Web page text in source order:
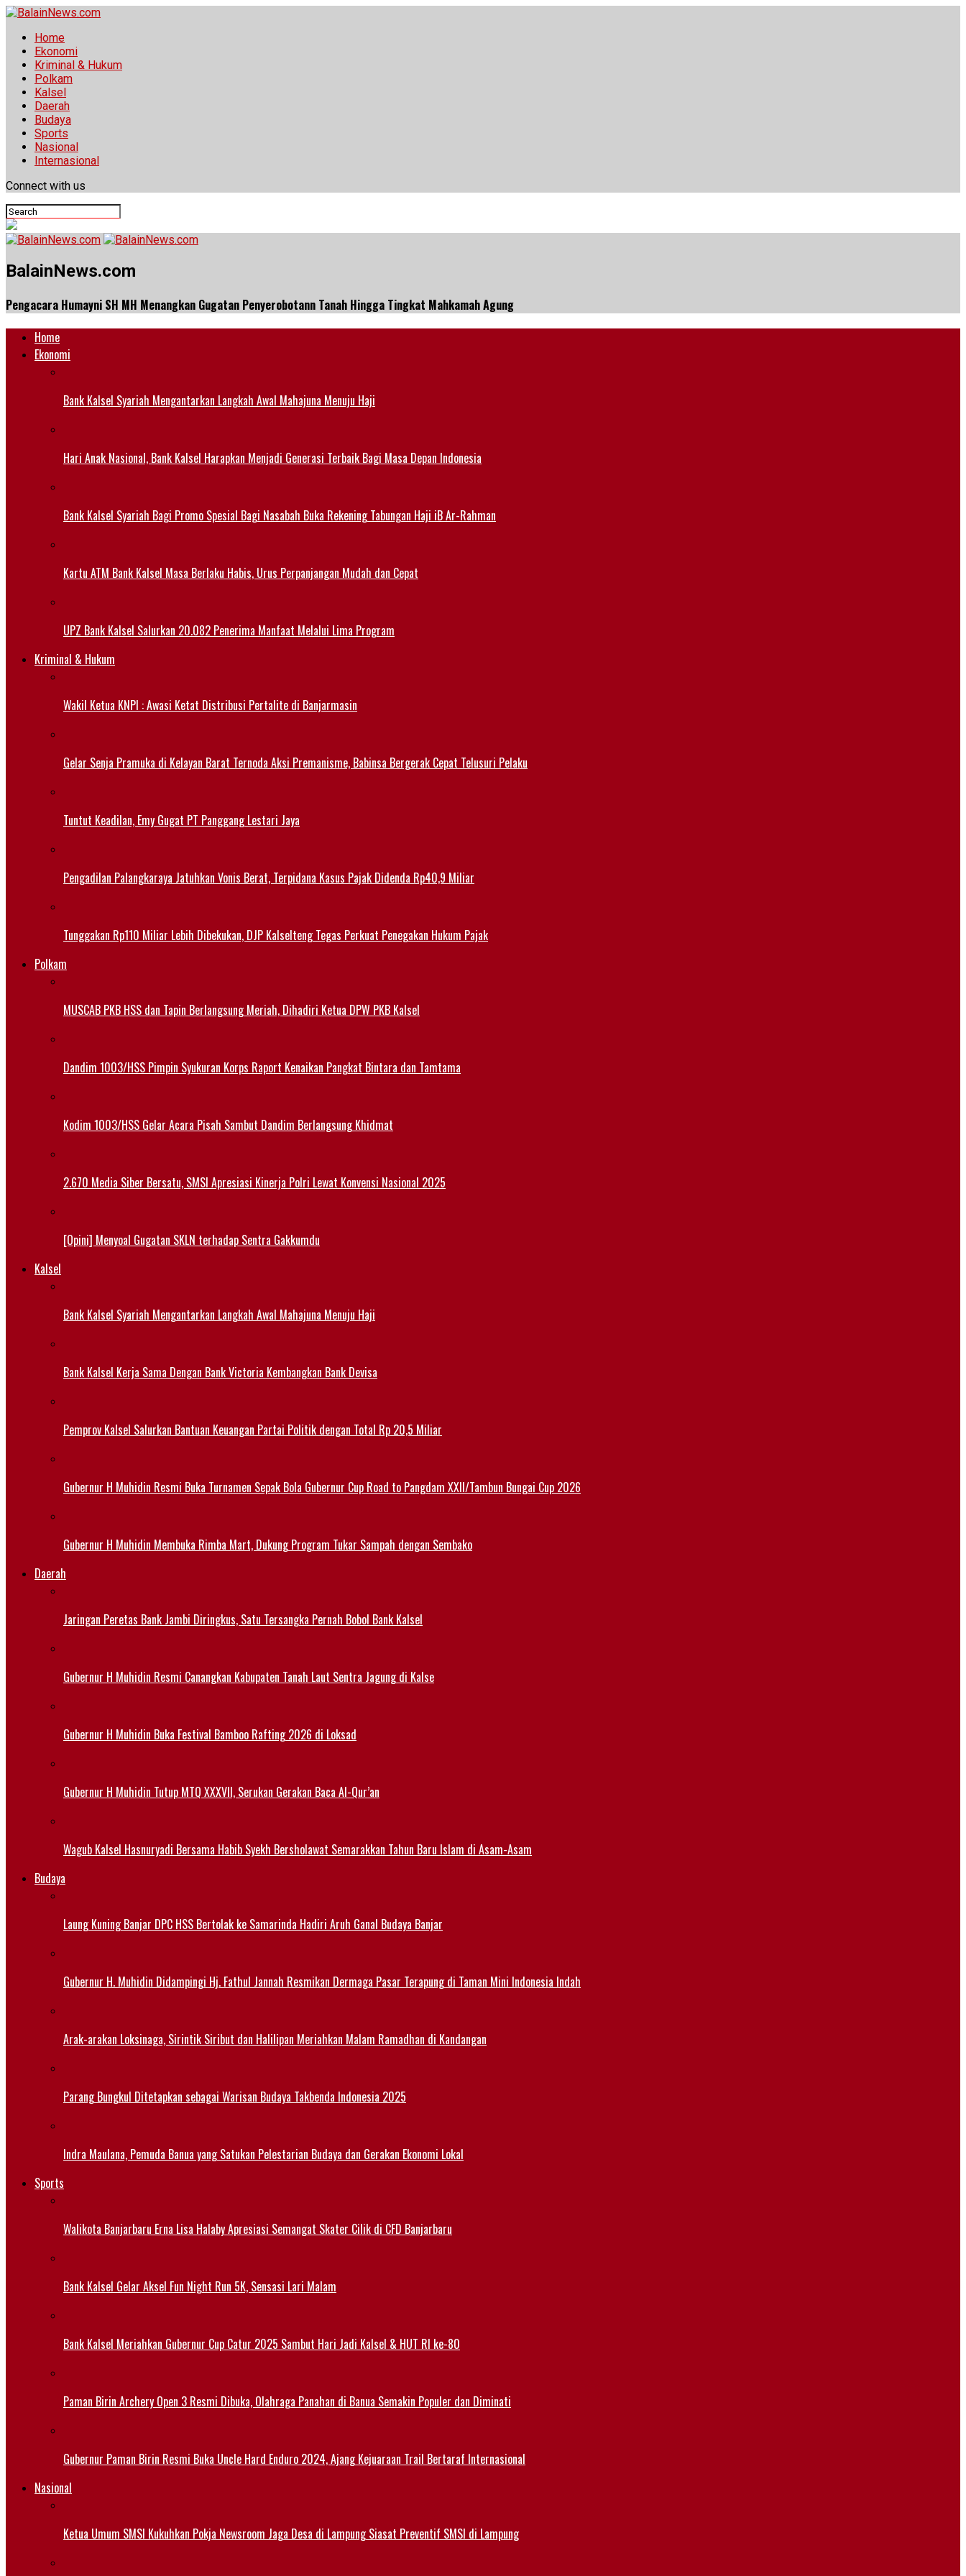
Home
Ekonomi
Kriminal & Hukum
Polkam
Kalsel
Daerah
Budaya
Sports
Nasional
Internasional
Connect with us
BalainNews.com
Pengacara Humayni SH MH Menangkan Gugatan Penyerobotann Tanah Hingga Tingkat Mahkamah Agung
Home
Ekonomi
Bank Kalsel Syariah Mengantarkan Langkah Awal Mahajuna Menuju Haji
Hari Anak Nasional, Bank Kalsel Harapkan Menjadi Generasi Terbaik Bagi Masa Depan Indonesia
Bank Kalsel Syariah Bagi Promo Spesial Bagi Nasabah Buka Rekening Tabungan Haji iB Ar-Rahman
Kartu ATM Bank Kalsel Masa Berlaku Habis, Urus Perpanjangan Mudah dan Cepat
UPZ Bank Kalsel Salurkan 20.082 Penerima Manfaat Melalui Lima Program
Kriminal & Hukum
Wakil Ketua KNPI : Awasi Ketat Distribusi Pertalite di Banjarmasin
Gelar Senja Pramuka di Kelayan Barat Ternoda Aksi Premanisme, Babinsa Bergerak Cepat Telusuri Pelaku
Tuntut Keadilan, Emy Gugat PT Panggang Lestari Jaya
Pengadilan Palangkaraya Jatuhkan Vonis Berat, Terpidana Kasus Pajak Didenda Rp40,9 Miliar
Tunggakan Rp110 Miliar Lebih Dibekukan, DJP Kalselteng Tegas Perkuat Penegakan Hukum Pajak
Polkam
MUSCAB PKB HSS dan Tapin Berlangsung Meriah, Dihadiri Ketua DPW PKB Kalsel
Dandim 1003/HSS Pimpin Syukuran Korps Raport Kenaikan Pangkat Bintara dan Tamtama
Kodim 1003/HSS Gelar Acara Pisah Sambut Dandim Berlangsung Khidmat
2.670 Media Siber Bersatu, SMSI Apresiasi Kinerja Polri Lewat Konvensi Nasional 2025
[Opini] Menyoal Gugatan SKLN terhadap Sentra Gakkumdu
Kalsel
Bank Kalsel Syariah Mengantarkan Langkah Awal Mahajuna Menuju Haji
Bank Kalsel Kerja Sama Dengan Bank Victoria Kembangkan Bank Devisa
Pemprov Kalsel Salurkan Bantuan Keuangan Partai Politik dengan Total Rp 20,5 Miliar
Gubernur H Muhidin Resmi Buka Turnamen Sepak Bola Gubernur Cup Road to Pangdam XXII/Tambun Bungai Cup 2026
Gubernur H Muhidin Membuka Rimba Mart, Dukung Program Tukar Sampah dengan Sembako
Daerah
Jaringan Peretas Bank Jambi Diringkus, Satu Tersangka Pernah Bobol Bank Kalsel
Gubernur H Muhidin Resmi Canangkan Kabupaten Tanah Laut Sentra Jagung di Kalse
Gubernur H Muhidin Buka Festival Bamboo Rafting 2026 di Loksad
Gubernur H Muhidin Tutup MTQ XXXVII, Serukan Gerakan Baca Al-Qur’an
Wagub Kalsel Hasnuryadi Bersama Habib Syekh Bersholawat Semarakkan Tahun Baru Islam di Asam-Asam
Budaya
Laung Kuning Banjar DPC HSS Bertolak ke Samarinda Hadiri Aruh Ganal Budaya Banjar
Gubernur H. Muhidin Didampingi Hj. Fathul Jannah Resmikan Dermaga Pasar Terapung di Taman Mini Indonesia Indah
Arak-arakan Loksinaga, Sirintik Siribut dan Halilipan Meriahkan Malam Ramadhan di Kandangan
Parang Bungkul Ditetapkan sebagai Warisan Budaya Takbenda Indonesia 2025
Indra Maulana, Pemuda Banua yang Satukan Pelestarian Budaya dan Gerakan Ekonomi Lokal
Sports
Walikota Banjarbaru Erna Lisa Halaby Apresiasi Semangat Skater Cilik di CFD Banjarbaru
Bank Kalsel Gelar Aksel Fun Night Run 5K, Sensasi Lari Malam
Bank Kalsel Meriahkan Gubernur Cup Catur 2025 Sambut Hari Jadi Kalsel & HUT RI ke-80
Paman Birin Archery Open 3 Resmi Dibuka, Olahraga Panahan di Banua Semakin Populer dan Diminati
Gubernur Paman Birin Resmi Buka Uncle Hard Enduro 2024, Ajang Kejuaraan Trail Bertaraf Internasional
Nasional
Ketua Umum SMSI Kukuhkan Pokja Newsroom Jaga Desa di Lampung Siasat Preventif SMSI di Lampung